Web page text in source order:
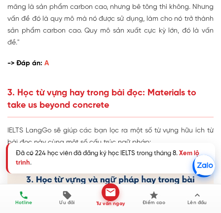
măng là sản phẩm carbon cao, nhưng bê tông thì không. Nhưng
vấn đề đó là quy mô mà nó được sử dụng, làm cho nó trở thành
sản phẩm carbon cao. Quy mô sản xuất cực kỳ lớn, đó là vấn
đề."
-> Đáp án: A
3. Học từ vựng hay trong bài đọc: Materials to
take us beyond concrete
IELTS LangGo sẽ giúp các bạn lọc ra một số từ vựng hữu ích từ
bài đọc này cùng một số cấu trúc ngữ pháp:
Hotline Ưu đãi Tư vấn ngay Điểm cao Lên đầu
Đã có 224 học viên đã đăng ký học IELTS trong tháng 8. Xem lộ
trình.